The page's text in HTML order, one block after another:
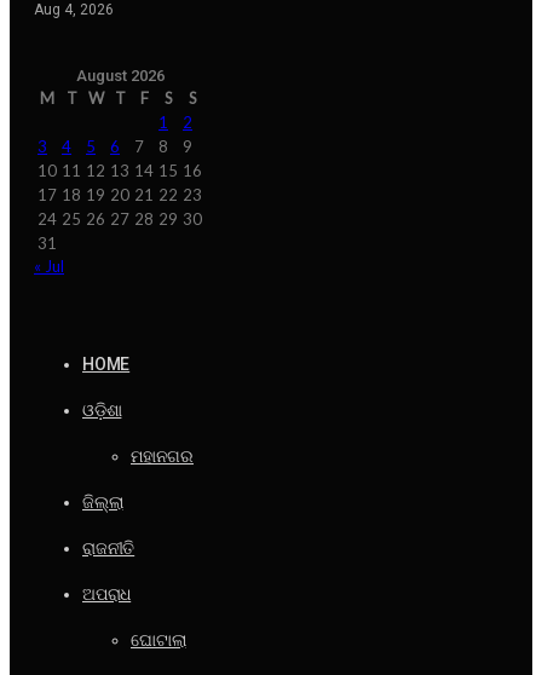
Aug 4, 2026
August 2026
M T W T F S
S
1
2
3
4 5 6 7 8
9
10 11 12 13 14 15 16
17 18 19 20 21 22 23
24 25 26 27 28 29 30
31
« Jul
HOME
ଓଡ଼ିଶା
ମହାନଗର
ଜିଲ୍ଲା
ରାଜନୀତି
ଅପରାଧ
ଘୋଟାଲା